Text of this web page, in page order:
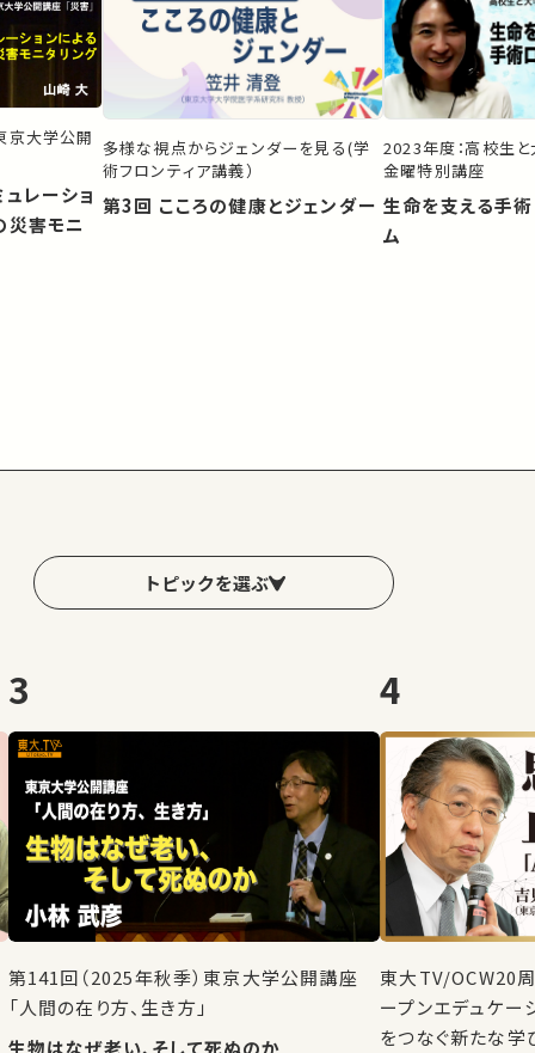
京大学公開
レーショ
災害モニ
多様な視点からジェンダーを見る(学
術フロンティア講義）
第3回 こころの健康とジェンダー
2023年度：高校生
金曜特別講座
生命を支える手
ム
トピックを選ぶ
3
第141回（2025年秋季）東京大学公開講座
「人間の在り方、生き方」
生物はなぜ老い、そして死ぬのか
4
東大TV/OCW20
ープンエデュケー
をつなぐ新たな学